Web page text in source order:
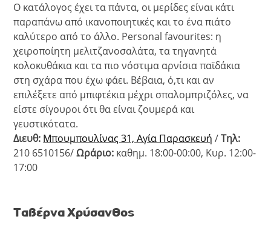
Ο κατάλογος έχει τα πάντα, οι μερίδες είναι κάτι
παραπάνω από ικανοποιητικές και το ένα πιάτο
καλύτερο από το άλλο. Personal favourites: η
χειροποίητη μελιτζανοσαλάτα, τα τηγανητά
κολοκυθάκια και τα πιο νόστιμα αρνίσια παϊδάκια
στη σχάρα που έχω φάει. Βέβαια, ό,τι και αν
επιλέξετε από μπιφτέκια μέχρι σπαλομπριζόλες, να
είστε σίγουροι ότι θα είναι ζουμερά και
γευστικότατα.
Διευθ: Μπουμπουλίνας 31, Αγία Παρασκευή /Τηλ:
210 6510156/Ωράριο: καθημ. 18:00-00:00, Κυρ. 12:00-
17:00
Ταβέρνα Χρύσανθος